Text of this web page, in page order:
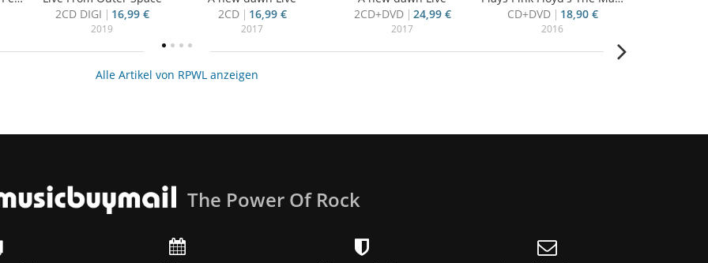
2CD DIGI
16,99 €
2019
2CD
16,99 €
2017
2CD+DVD
24,99 €
2017
CD+DVD
18,90 €
2016
Alle Artikel von RPWL anzeigen
The Power Of Rock